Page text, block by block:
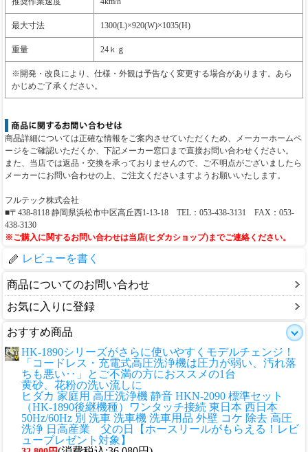
最大寸法 1300(L)×920(W)×1035(H)
重量 24ｋｇ
※開発・改良により、仕様・外観は予告なく変更する場合があります。あら
かじめご了承ください。
商品詳細については正確な情報をご案内させていただくため、メーカーホームペ
ージをご確認いただくか、下記メーカー窓口まで直接お問い合わせください。
また、当店では返品・交換を承っておりませんので、ご不明点がございましたら
メーカーにお問い合わせの上、ご注文くださいますようお願いいたします。
フルテック株式会社
■〒438-8118 静岡県浜松市中区高丘西1-13-18 TEL：053-438-3131 FAX：053-
438-3130
※ご購入に関するお問い合わせは当店(ヒダカショップ)までご連絡ください。
レビューを書く
商品についてのお問い合わせ
お気に入りに登録
おすすめ商品
HK-1890シリーズがさらに使いやすくモデルチェンジ！
「コードレス・充電式高圧洗浄機は圧力が弱い、汚れ落
ちも悪い‥」とご不満の方におススメの1台
黄砂、花粉の洗い流しに
ヒダカ 家庭用 高圧洗浄機 静音 HKN-2090 標準セット
（HK-1890後継機種）ワンタッチ接続 東日本 西日本
50Hz/60Hz 別 洗車 洗車機 洗車用品 外壁 コケ 除去 高圧
洗浄 日高産業 父の日【ホースリールがもらえる！レビ
ュープレゼント対象】